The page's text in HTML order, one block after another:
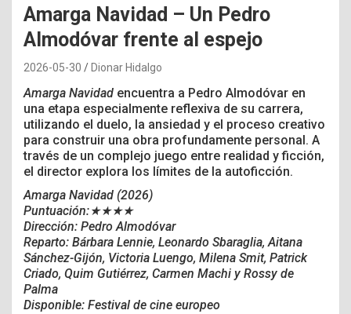
Amarga Navidad – Un Pedro
Almodóvar frente al espejo
2026-05-30 Dionar Hidalgo
Amarga Navidad encuentra a Pedro Almodóvar en
una etapa especialmente reflexiva de su carrera,
utilizando el duelo, la ansiedad y el proceso creativo
para construir una obra profundamente personal. A
través de un complejo juego entre realidad y ficción,
el director explora los límites de la autoficción.
Amarga Navidad (2026)
Puntuación:★★★★
Dirección: Pedro Almodóvar
Reparto: Bárbara Lennie, Leonardo Sbaraglia, Aitana
Sánchez-Gijón, Victoria Luengo, Milena Smit, Patrick
Criado, Quim Gutiérrez, Carmen Machi y Rossy de
Palma
Disponible: Festival de cine europeo